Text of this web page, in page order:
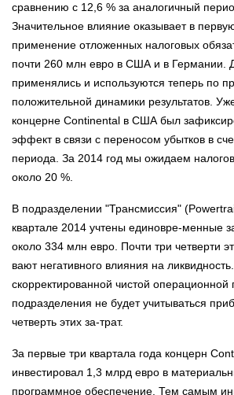
сравнению с 12,6 % за аналогичный
Значительное влияние оказывает в
применение отложенных налоговых
почти 260 млн евро в США и в Германии.
применялись и используются теперь по
положительной динамики результатов.
концерне Continental в США был
эффект в связи с переносом убытков в
периода. За 2014 год мы ожидаем
около 20 %.
В подразделении "Трансмиссия"
квартале 2014 учтены единовре-менные
около 334 млн евро. Почти три четверти
вают негативного влияния на
скорректированной чистой
подразделения не будет учитываться
четверть этих за-трат.
За первые три квартала года концерн
инвестировал 1,3 млрд евро в
программное обеспечение. Тем самым